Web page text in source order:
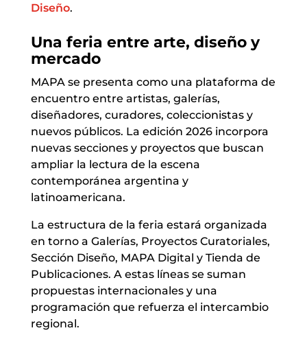
Diseño.
Una feria entre arte, diseño y
mercado
MAPA se presenta como una plataforma de
encuentro entre artistas, galerías,
diseñadores, curadores, coleccionistas y
nuevos públicos. La edición 2026 incorpora
nuevas secciones y proyectos que buscan
ampliar la lectura de la escena
contemporánea argentina y
latinoamericana.
La estructura de la feria estará organizada
en torno a Galerías, Proyectos Curatoriales,
Sección Diseño, MAPA Digital y Tienda de
Publicaciones. A estas líneas se suman
propuestas internacionales y una
programación que refuerza el intercambio
regional.